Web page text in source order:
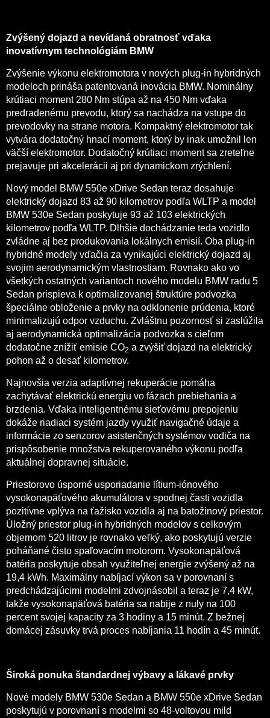
Zvýšený dojazd a nevídaná obratnosť vďaka
inovatívnym technológiám BMW
Zvýšenie výkonu elektromotora v nových plug-in hybridných
modeloch prináša patentovaná inovácia BMW. Nominálny
krútiaci moment 280 Nm stúpa až na 450 Nm vďaka
predradenému prevodu, ktorý sa nachádza na vstupe do
prevodovky na strane motora. Kompaktný elektromotor tak
vytvára dodatočný hnací moment, ktorý by inak umožnil len
väčší elektromotor. Dodatočný krútiaci moment sa zreteľne
prejavuje pri akcelerácii aj pri dynamickom zrýchlení.
Nový model BMW 550e xDrive Sedan teraz dosahuje
elektrický dojazd 83 až 90 kilometrov podľa WLTP a model
BMW 530e Sedan poskytuje 93 až 103 elektrických
kilometrov podľa WLTP. Dlhšie dochádzanie teda vozidlo
zvládne aj bez produkovania lokálnych emisií. Oba plug-in
hybridné modely vďačia za vynikajúci elektrický dojazd aj
svojim aerodynamickým vlastnostiam. Rovnako ako vo
všetkých ostatných variantoch nového modelu BMW radu 5
Sedan prispieva k optimalizovanej štruktúre podvozka
špeciálne obloženie a prvky na odklonenie prúdenia, ktoré
minimalizujú odpor vzduchu. Zvláštnu pozornosť si zaslúžila
aj aerodynamická optimalizácia podvozka s cieľom
dodatočne znížiť emisie CO2 a zvýšiť dojazd na elektrický
pohon až o desať kilometrov.
Najnovšia verzia adaptívnej rekuperácie pomáha
zachytávať elektrickú energiu vo fázach prebiehania a
brzdenia. Vďaka inteligentnému sieťovému prepojeniu
dokáže riadiaci systém jazdy využiť navigačné údaje a
informácie zo senzorov asistenčných systémov vodiča na
prispôsobenie množstva rekuperovaného výkonu podľa
aktuálnej dopravnej situácie.
Priestorovo úsporné usporiadanie lítium-iónového
vysokonapäťového akumulátora v spodnej časti vozidla
pozitívne vplýva na ťažisko vozidla aj na batožinový priestor.
Úložný priestor plug-in hybridných modelov s celkovým
objemom 520 litrov je rovnako veľký, ako poskytujú verzie
poháňané čisto spaľovacím motorom. Vysokonapäťová
batéria poskytuje obsah využiteľnej energie zvýšený až na
19,4 kWh. Maximálny nabíjací výkon sa v porovnaní s
predchádzajúcimi modelmi zdvojnásobil a teraz je 7,4 kW,
takže vysokonapäťová batéria sa nabije z nuly na 100
percent svojej kapacity za 3 hodiny a 15 minút. Z bežnej
domácej zásuvky trvá proces nabíjania 11 hodín a 45 minút.
Široká ponuka štandardnej výbavy a lákavé prvky
Nové modely BMW 530e Sedan a BMW 550e xDrive Sedan
poskytujú v porovnaní s modelmi so 48-voltovou mild